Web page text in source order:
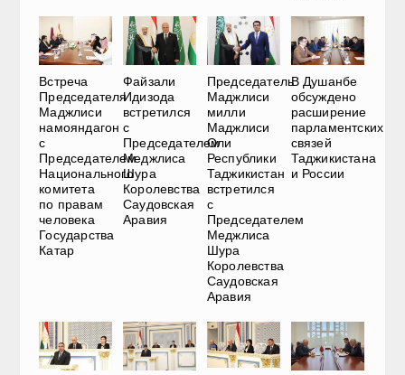
Встреча
Председателя
Маджлиси
намояндагон
с
Председателем
Национального
комитета
по правам
человека
Государства
Катар
Файзали
Идизода
встретился
с
Председателем
Меджлиса
Шура
Королевства
Саудовская
Аравия
Председатель
Маджлиси
милли
Маджлиси
Оли
Республики
Таджикистан
встретился
с
Председателем
Меджлиса
Шура
Королевства
Саудовская
Аравия
В Душанбе
обсуждено
расширение
парламентских
связей
Таджикистана
и России